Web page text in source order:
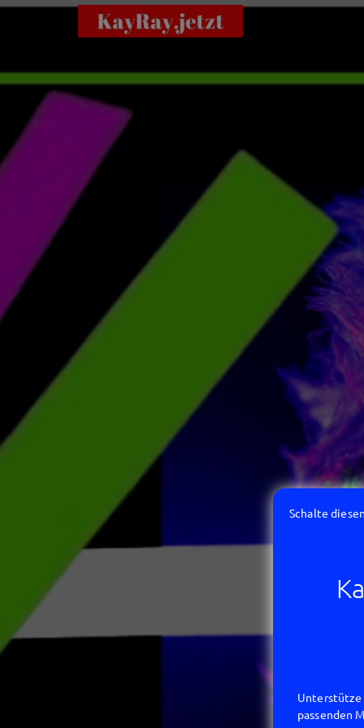
Schalte
Unterstütze
passenden